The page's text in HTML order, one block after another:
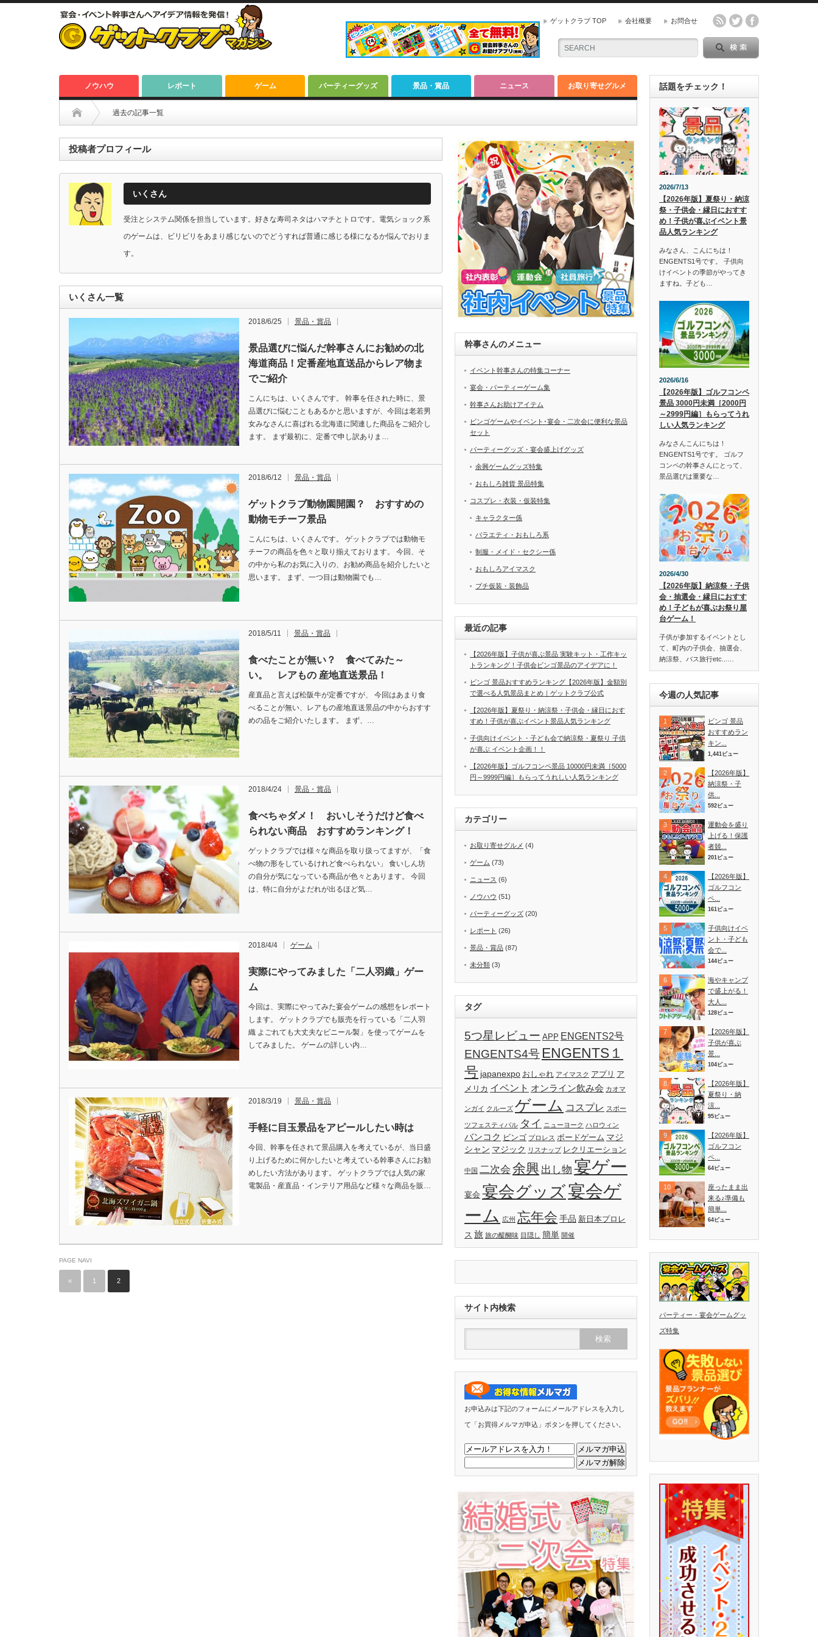
ゲットクラブ TOP 会社概要 お問合せ
ノウハウ レポート ゲーム パーティーグッズ 景品・賞品 ニュース お取り寄せグルメ
過去の記事一覧
投稿者プロフィール
いくさん
受注とシステム関係を担当しています。好きな寿司ネタはハマチとトロです。電気ショック系
のゲームは、ビリビリをあまり感じないのでどうすれば普通に感じる様になるか悩んでおりま
す。
いくさん一覧
2018/6/25 景品・賞品
景品選びに悩んだ幹事さんにお勧めの北
海道商品！定番産地直送品からレア物ま
でご紹介
こんにちは、いくさんです。 幹事を任された時に、景
品選びに悩むこともあるかと思いますが、今回は老若男
女みなさんに喜ばれる北海道に関連した商品をご紹介し
ます。 まず最初に、定番で申し訳ありま…
2018/6/12 景品・賞品
ゲットクラブ動物園開園？ おすすめの
動物モチーフ景品
こんにちは、いくさんです。 ゲットクラブでは動物モ
チーフの商品を色々と取り揃えております。 今回、そ
の中から私のお気に入りの、お勧め商品を紹介したいと
思います。 まず、一つ目は動物園でも…
2018/5/11 景品・賞品
食べたことが無い？ 食べてみた～
い。 レアもの 産地直送景品！
産直品と言えば松阪牛が定番ですが、 今回はあまり食
べることが無い、レアもの産地直送景品の中からおすす
めの品をご紹介いたします。 まず、…
2018/4/24 景品・賞品
食べちゃダメ！ おいしそうだけど食べ
られない商品 おすすめランキング！
ゲットクラブでは様々な商品を取り扱ってますが、「食
べ物の形をしているけれど食べられない」 食いしん坊
の自分が気になっている商品が色々とあります。 今回
は、特に自分がよだれが出るほど気…
2018/4/4 ゲーム
実際にやってみました「二人羽織」ゲー
ム
今回は、実際にやってみた宴会ゲームの感想をレポート
します。 ゲットクラブでも販売を行っている「二人羽
織 よごれても大丈夫なビニール製」を使ってゲームを
してみました。 ゲームの詳しい内…
2018/3/19 景品・賞品
手軽に目玉景品をアピールしたい時は
今回、幹事を任されて景品購入を考えているが、当日盛
り上げるために何かしたいと考えている幹事さんにお勧
めしたい方法があります。 ゲットクラブでは人気の家
電製品・産直品・インテリア用品など様々な商品を販…
PAGE NAVI
« 1 2
幹事さんのメニュー
イベント幹事さんの特集コーナー
宴会・パーティーゲーム集
幹事さんお助けアイテム
ビンゴゲームやイベント･宴会・二次会に便利な景品
セット
パーティーグッズ・宴会盛上げグッズ
余興ゲームグッズ特集
おもしろ雑貨 景品特集
コスプレ・衣装・仮装特集
キャラクター係
バラエティ・おもしろ系
制服・メイド・セクシー係
おもしろアイマスク
プチ仮装・装飾品
最近の記事
【2026年版】子供が喜ぶ景品 実験キット・工作キッ
トランキング！子供会ビンゴ景品のアイデアに！
ビンゴ 景品おすすめランキング【2026年版】金額別
で選べる人気景品まとめ｜ゲットクラブ公式
【2026年版】夏祭り・納涼祭・子供会・縁日におす
すめ！子供が喜ぶイベント景品人気ランキング
子供向けイベント・子ども会で納涼祭・夏祭り 子供
が喜ぶ イベント企画！！
【2026年版】ゴルフコンペ景品 10000円未満［5000
円～9999円編］もらってうれしい人気ランキング
カテゴリー
お取り寄せグルメ (4)
ゲーム (73)
ニュース (6)
ノウハウ (51)
パーティーグッズ (20)
レポート (26)
景品・賞品 (87)
未分類 (3)
タグ
5つ星レビュー APP ENGENTS2号
ENGENTS4号 ENGENTS１
号 japanexpo おしゃれ アイマスク アプリ ア
メリカ イベント オンライン飲み会 カオマ
ンガイ クルーズ ゲーム コスプレ スポー
ツフェスティバル タイ ニューヨーク ハロウィン
バンコク ビンゴ プロレス ボードゲーム マジ
シャン マジック リスナップ レクリエーション
中国 二次会 余興 出し物 宴ゲー
宴会 宴会グッズ宴会ゲ
ーム
広州 忘年会 手品 新日本プロレ
ス 旅 旅の醍醐味 目隠し 簡単 開催
サイト内検索
お申込みは下記のフォームにメールアドレスを入力し
て「お買得メルマガ申込」ボタンを押してください。
話題をチェック！
2026/7/13
【2026年版】夏祭り・納涼
祭・子供会・縁日におすす
め！子供が喜ぶイベント景
品人気ランキング
みなさん、こんにちは！
ENGENTS1号です。 子供向
けイベントの季節がやってき
ますね。子ども…
2026/6/16
【2026年版】ゴルフコンペ
景品 3000円未満［2000円
～2999円編］もらってうれ
しい人気ランキング
みなさんこんにちは！
ENGENTS1号です。 ゴルフ
コンペの幹事さんにとって、
景品選びは重要な…
2026/4/30
【2026年版】納涼祭・子供
会・抽選会・縁日におすす
め！子どもが喜ぶお祭り屋
台ゲーム！
子供が参加するイベントとし
て、町内の子供会、抽選会、
納涼祭、バス旅行etc...…
今週の人気記事
ビンゴ 景品
おすすめラン
キン...
1,441ビュー
【2026年版】
納涼祭・子
供...
592ビュー
運動会を盛り
上げる！保護
者競...
201ビュー
【2026年版】
ゴルフコン
ペ...
161ビュー
子供向けイベ
ント・子ども
会で...
144ビュー
海やキャンプ
で盛上がる！
大人...
128ビュー
【2026年版】
子供が喜ぶ
景...
104ビュー
【2026年版】
夏祭り・納
涼...
95ビュー
【2026年版】
ゴルフコン
ペ...
64ビュー
座ったまま出
来る♪準備も
簡単...
64ビュー
パーティー・宴会ゲームグッ
ズ特集